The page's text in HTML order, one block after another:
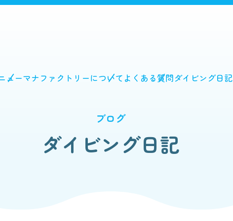
ューマナファクトリーについて よくある質問ダイビング日記
ブログ
ダイビング日記